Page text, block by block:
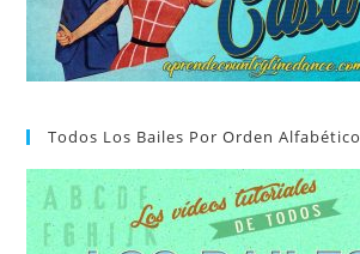
Todos Los Bailes Por Orden Alfabético